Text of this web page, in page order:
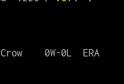
0W-0L  ERA